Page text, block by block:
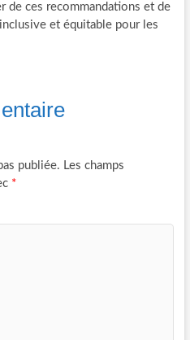
de ces recommandations et de
et équitable pour les
publiée. Les champs
*